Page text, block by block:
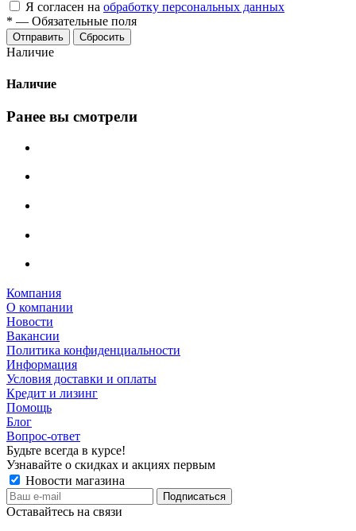
Я согласен на обработку персональных данных
* — Обязательные поля
Сбросить
Наличие
Наличие
Ранее вы смотрели
Компания
О компании
Новости
Вакансии
Политика конфиденциальности
Информация
Условия доставки и оплаты
Кредит и лизинг
Помощь
Блог
Вопрос-ответ
Будьте всегда в курсе!
Узнавайте о скидках и акциях первым
Новости магазина
Оставайтесь на связи